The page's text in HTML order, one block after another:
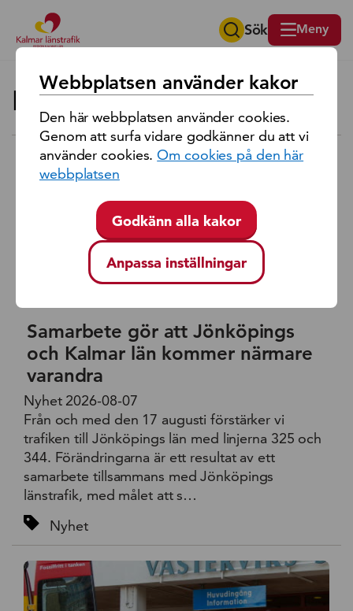
Sök på region Kalmar län Sök Meny
Nyheter
Samarbete gör att Jönköpings
och Kalmar län kommer närmare
varandra
Nyhet 2026-08-07
Från och med den 17 augusti förstärker vi
trafiken till Jönköpings län med linjerna 325 och
344. Förändringarna är ett resultat av ett
samarbete tillsammans med Jönköpings
länstrafik, med målet att s…
Nyhet
Webbplatsen använder kakor
Den här webbplatsen använder cookies.
Genom att surfa vidare godkänner du att vi
använder cookies.Om cookies på den här
webbplatsen
Godkänn alla kakor
Anpassa inställningar